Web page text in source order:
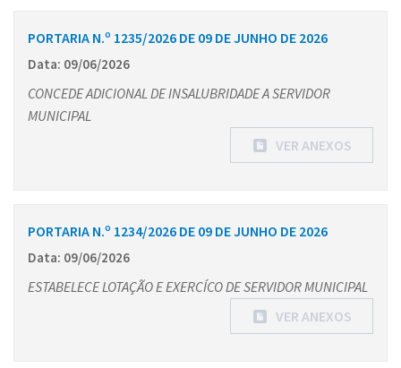
PORTARIA N.º 1235/2026 DE 09 DE JUNHO DE 2026
Data: 09/06/2026
CONCEDE ADICIONAL DE INSALUBRIDADE A SERVIDOR
MUNICIPAL
VER ANEXOS
PORTARIA N.º 1234/2026 DE 09 DE JUNHO DE 2026
Data: 09/06/2026
ESTABELECE LOTAÇÃO E EXERCÍCO DE SERVIDOR MUNICIPAL
VER ANEXOS